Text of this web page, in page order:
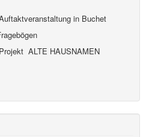
in Buchet
ALTE HAUSNAMEN